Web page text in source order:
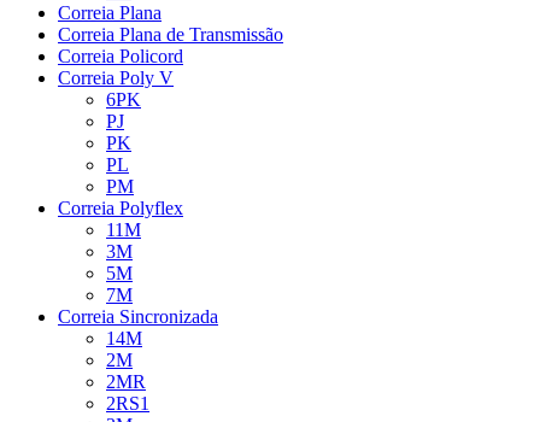
Correia Plana
Correia Plana de Transmissão
Correia Policord
Correia Poly V
6PK
PJ
PK
PL
PM
Correia Polyflex
11M
3M
5M
7M
Correia Sincronizada
14M
2M
2MR
2RS1